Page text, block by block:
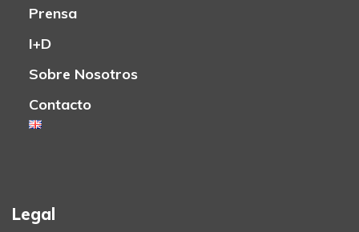
Prensa
I+D
Sobre Nosotros
Contacto
Legal